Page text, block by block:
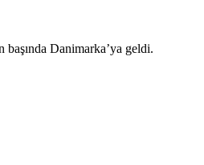
Danimarka’ya geldi.